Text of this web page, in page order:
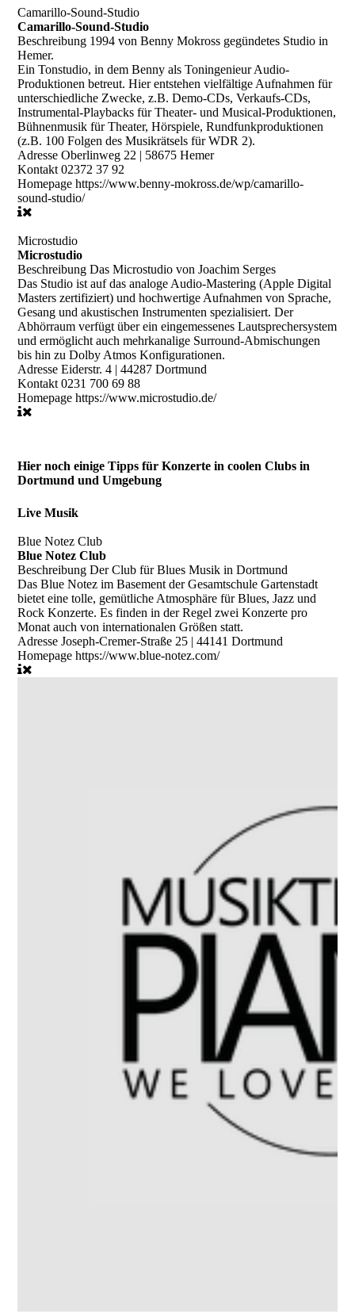
Camarillo-Sound-Studio
Camarillo-Sound-Studio
Beschreibung 1994 von Benny Mokross gegündetes Studio in
Hemer.
Ein Tonstudio, in dem Benny als Toningenieur Audio-
Produktionen betreut. Hier entstehen vielfältige Aufnahmen für
unterschiedliche Zwecke, z.B. Demo-CDs, Verkaufs-CDs,
Instrumental-Playbacks für Theater- und Musical-Produktionen,
Bühnenmusik für Theater, Hörspiele, Rundfunkproduktionen
(z.B. 100 Folgen des Musikrätsels für WDR 2).
AdresseOberlinweg 22 | 58675 Hemer
Kontakt02372 37 92
Homepagehttps://www.benny-mokross.de/wp/camarillo-
sound-studio/
Microstudio
Microstudio
BeschreibungDas Microstudio von Joachim Serges
Das Studio ist auf das analoge Audio-Mastering (Apple Digital
Masters zertifiziert) und hochwertige Aufnahmen von Sprache,
Gesang und akustischen Instrumenten spezialisiert. Der
Abhörraum verfügt über ein eingemessenes Lautsprechersystem
und ermöglicht auch mehrkanalige Surround-Abmischungen
bis hin zu Dolby Atmos Konfigurationen.
AdresseEiderstr. 4 | 44287 Dortmund
Kontakt0231 700 69 88
Homepagehttps://www.microstudio.de/
Hier noch einige Tipps für Konzerte in coolen Clubs in
Dortmund und Umgebung
Live Musik
Blue Notez Club
Blue Notez Club
BeschreibungDer Club für Blues Musik in Dortmund
Das Blue Notez im Basement der Gesamtschule Gartenstadt
bietet eine tolle, gemütliche Atmosphäre für Blues, Jazz und
Rock Konzerte. Es finden in der Regel zwei Konzerte pro
Monat auch von internationalen Größen statt.
AdresseJoseph-Cremer-Straße 25 | 44141 Dortmund
Homepagehttps://www.blue-notez.com/